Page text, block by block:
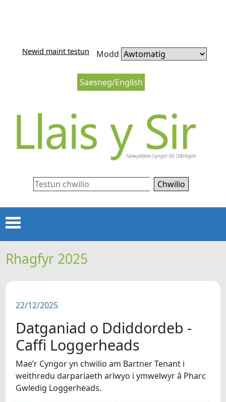
Saesneg/English
Newid maint testun Modd
Chwilio
CARTREF
ERTHYGLAU
CIPOLWG
A WYDDOCH CHI?
Rhagfyr 2025
22/12/2025
Datganiad o Ddiddordeb -
Caffi Loggerheads
Mae’r Cyngor yn chwilio am Bartner Tenant i
weithredu darpariaeth arlwyo i ymwelwyr â Pharc
Gwledig Loggerheads.